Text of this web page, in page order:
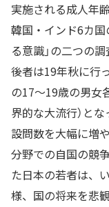
実施される成人年
韓国・インド6カ国
る意識」の二つの
後者は19年秋に行
の17～19歳の男女
界的な大流行）と
設問数を大幅に増
分野での自国の競争
た日本の若者は、
様、国の将来を悲